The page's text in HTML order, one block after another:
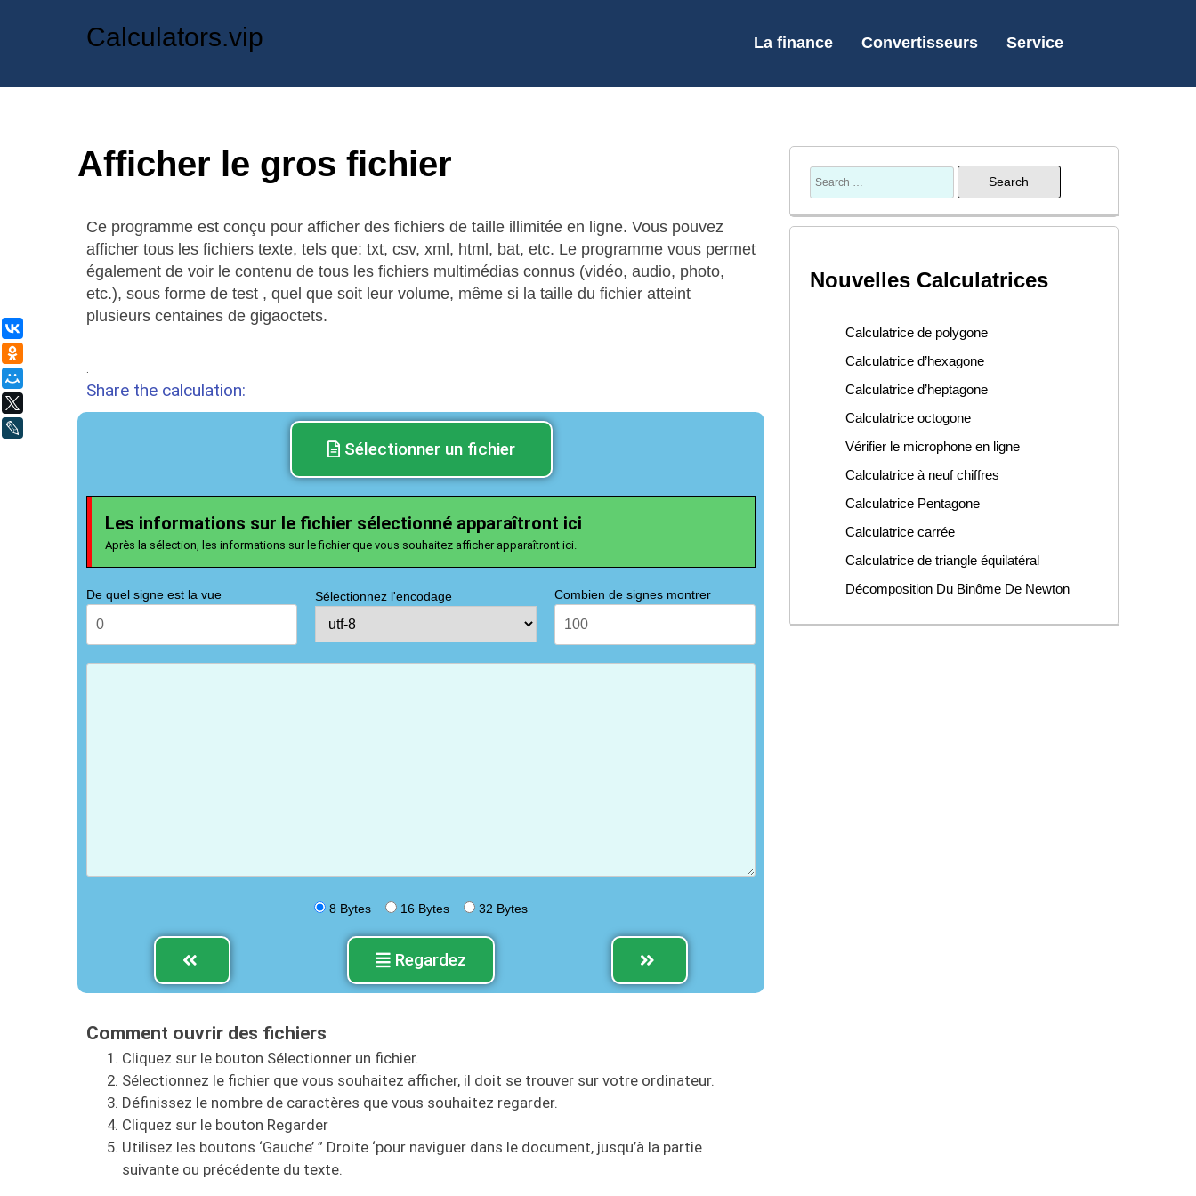
Calculators.vip La finance Convertisseurs Service
Afficher le gros fichier
Ce programme est conçu pour afficher des fichiers de taille illimitée en ligne. Vous pouvez
afficher tous les fichiers texte, tels que: txt, csv, xml, html, bat, etc. Le programme vous permet
également de voir le contenu de tous les fichiers multimédias connus (vidéo, audio, photo,
etc.), sous forme de test , quel que soit leur volume, même si la taille du fichier atteint
plusieurs centaines de gigaoctets.
Share the calculation:
Sélectionner un fichier
Les informations sur le fichier sélectionné apparaîtront ici
Après la sélection, les informations sur le fichier que vous souhaitez afficher apparaîtront ici.
De quel signe est la vue Sélectionnez l'encodage Combien de signes montrer
8 Bytes 16 Bytes 32 Bytes
Regardez
Comment ouvrir des fichiers
Cliquez sur le bouton Sélectionner un fichier.
Sélectionnez le fichier que vous souhaitez afficher, il doit se trouver sur votre ordinateur.
Définissez le nombre de caractères que vous souhaitez regarder.
Cliquez sur le bouton Regarder
Utilisez les boutons ‘Gauche’ ” Droite ‘pour naviguer dans le document, jusqu’à la partie
suivante ou précédente du texte.
Nouvelles Calculatrices
Calculatrice de polygone
Calculatrice d’hexagone
Calculatrice d’heptagone
Calculatrice octogone
Vérifier le microphone en ligne
Calculatrice à neuf chiffres
Calculatrice Pentagone
Calculatrice carrée
Calculatrice de triangle équilatéral
Décomposition Du Binôme De Newton
ВКонтакте